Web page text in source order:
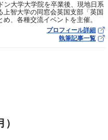
ン大学大学院を卒業後、現地日系
上智大学の同窓会英国支部「英国
、各種交流イベントを主催。
プロフィール詳細
執筆記事一覧